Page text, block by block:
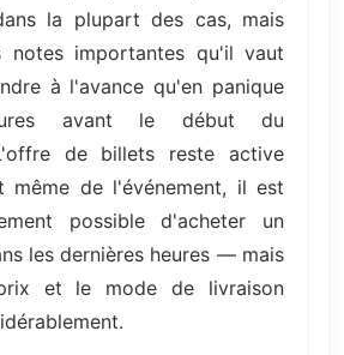
la plupart des cas, mais
notes importantes qu'il vaut
à l'avance qu'en panique
avant le début du
de billets reste active
même de l'événement, il est
possible d'acheter un
les dernières heures — mais
et le mode de livraison